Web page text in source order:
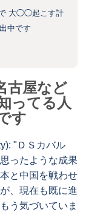
で 大◯◯起こす計
中です
古屋など
ってる人
す
"ＤＳカバル
ったような成果
と中国を戦わせ
、現在も既に進
う気づいていま